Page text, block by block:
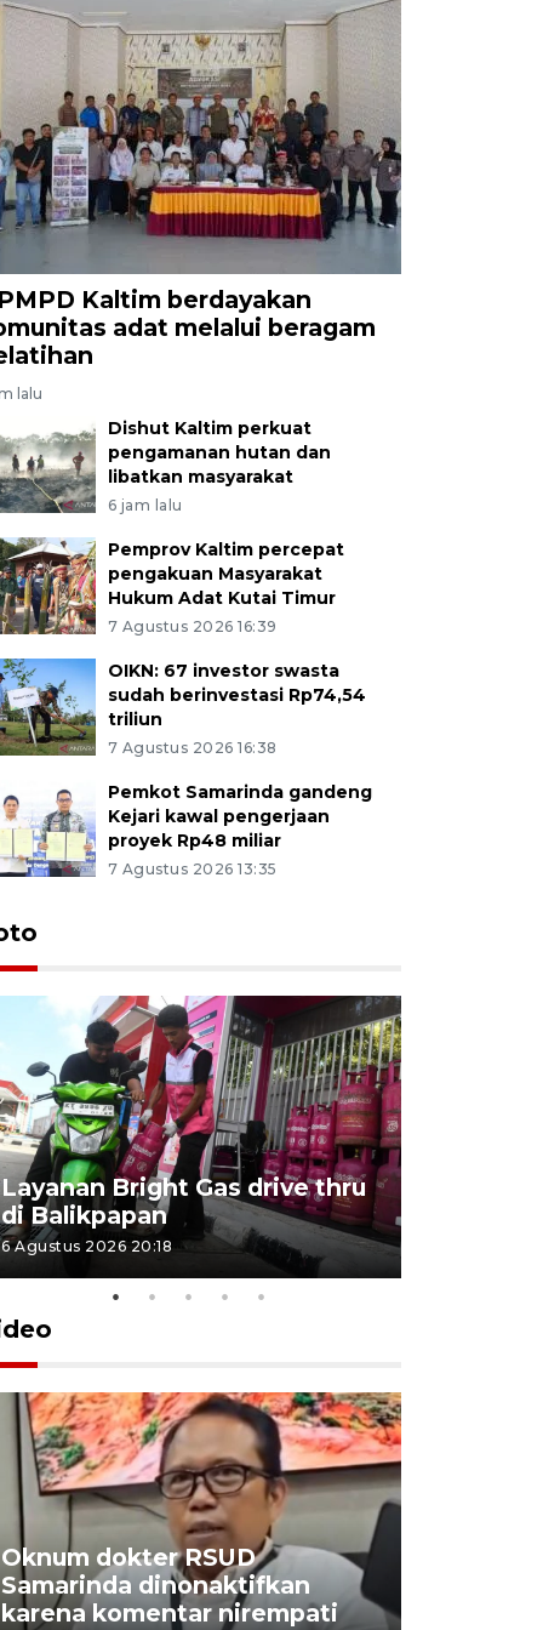
Kaltim berdayakan
adat melalui beragam
lalu
Dishut Kaltim perkuat
pengamanan hutan dan
libatkan masyarakat
6 jam lalu
Pemprov Kaltim percepat
pengakuan Masyarakat
Hukum Adat Kutai Timur
7 Agustus 2026 16:39
OIKN: 67 investor swasta
sudah berinvestasi Rp74,54
triliun
7 Agustus 2026 16:38
Pemkot Samarinda gandeng
Kejari kawal pengerjaan
proyek Rp48 miliar
7 Agustus 2026 13:35
Layanan Bright Gas drive thru
di Balikpapan
6 Agustus 2026 20:18
Oknum dokter RSUD
Samarinda dinonaktifkan
karena komentar nirempati